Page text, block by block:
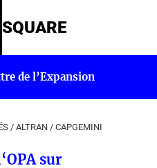
SQUARE
de l’Expansion
/ ALTRAN / CAPGEMINI
sur